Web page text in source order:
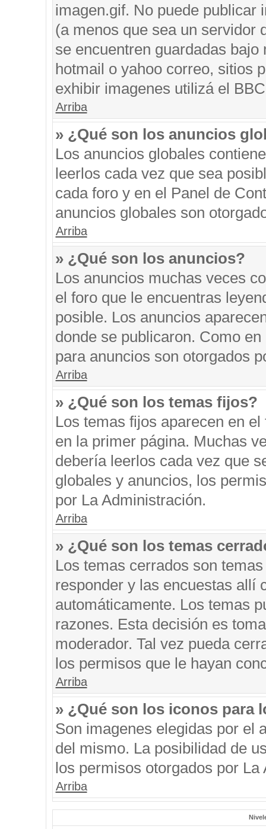
imagen.gif. No puede publicar
(a menos que sea un servidor
se encuentren guardadas
hotmail o yahoo correo, sitios
exhibir imagenes utilizá el
Arriba
» ¿Qué son los anuncios
Los anuncios globales
leerlos cada vez que sea
cada foro y en el Panel de
anuncios globales son
Arriba
» ¿Qué son los anuncios?
Los anuncios muchas veces
el foro que le encuentras
posible. Los anuncios
donde se publicaron. Como
para anuncios son otorgados
Arriba
» ¿Qué son los temas fijos?
Los temas fijos aparecen en
en la primer página. Muchas
debería leerlos cada vez que
globales y anuncios, los
por La Administración.
Arriba
» ¿Qué son los temas
Los temas cerrados son
responder y las encuestas allí
automáticamente. Los temas
razones. Esta decisión es
moderador. Tal vez pueda
los permisos que le hayan
Arriba
» ¿Qué son los iconos para
Son imagenes elegidas por el
del mismo. La posibilidad de
los permisos otorgados por La
Arriba